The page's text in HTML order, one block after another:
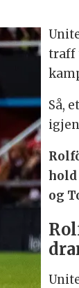
traff
Så,
hold
og